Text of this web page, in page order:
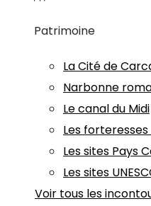
Patrimoine
La Cité de
Narbonne
Le canal du Midi
Les
Les sites Pays
Les sites
Voir tous les